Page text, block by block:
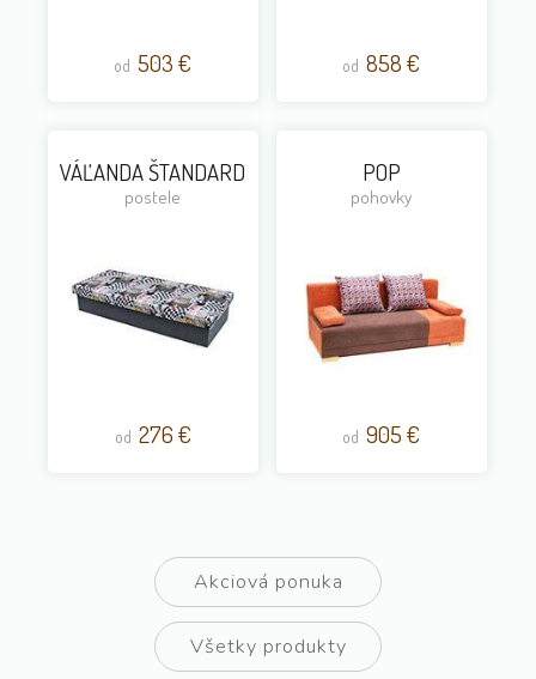
od 503 € od 858 €
VÁĽANDA ŠTANDARD
postele
od 276 €
POP
pohovky
od 905 €
Akciová ponuka
Všetky produkty